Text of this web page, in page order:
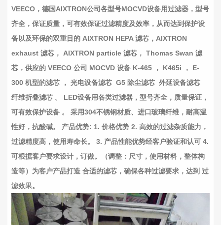
VEECO，德国AIXTRON公司各型号MOCVD设备用过滤器，型号
齐全，保证质量，可有效保证过滤精度及效率，从而达到保护设
备以及环保的双重目的 AIXTRON HEPA 滤芯，AIXTRON
exhaust 滤芯， AIXTRON particle 滤芯， Thomas Swan 滤
芯，供应的 VEECO 公司 MOCVD 设备 K-465 ， K465i ， E-
300 机型的滤芯 ， 光电设备滤芯 G5 除尘滤芯 外延设备滤芯
纤维折叠滤芯 。 LED设备用各类过滤器，型号齐全，质量保证，
可有效保护设备 。 采用304不锈钢材质、进口玻璃纤维，耐高温
性好，抗酸碱。 产品优势: 1. 价格优势 2. 高效的过滤杂质能力，
过滤精度高，使用寿命长。 3. 产品性能优势经客户验证和认可 4.
可根据客户要求设计，订做。（调整：尺寸，使用材料，整体构
造等）为客户产品打造 合适的滤芯，确保各种过滤要求，达到 过
滤效果。